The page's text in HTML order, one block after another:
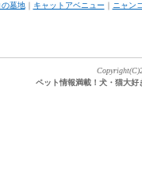
の墓地｜ キャットアベニュー ｜ ニャン
ペット情報満載！犬・猫大